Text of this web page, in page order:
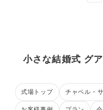
小さな結婚式 グ
式場トップ チャペル・